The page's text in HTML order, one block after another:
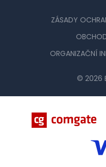
ZÁSADY
ORGANIZAČNÍ
© 2026